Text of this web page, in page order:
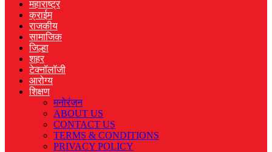
महाराष्ट्र
क्राईम
राजकीय
सामाजिक
जिल्हा
शहर
टेक्नॉलॉजी
आरोग्य
शिक्षण
मनोरंजन
ABOUT US
CONTACT US
TERMS & CONDITIONS
PRIVACY POLICY